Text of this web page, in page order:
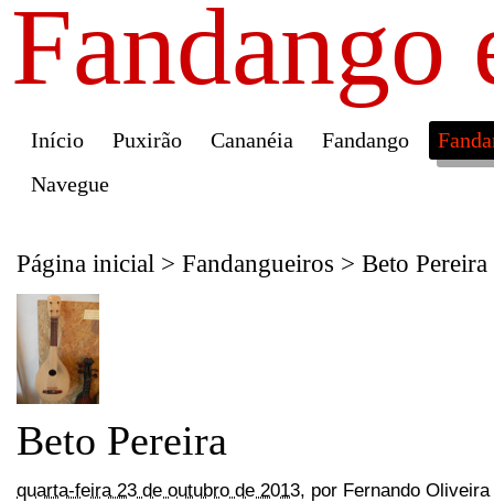
Fandango
Início Puxirão Cananéia Fandango
Navegue
Página inicial > Fandangueiros > Beto Pereira
Beto Pereira
quarta-feira 23 de outubro de 2013, por Fernando Oliveira